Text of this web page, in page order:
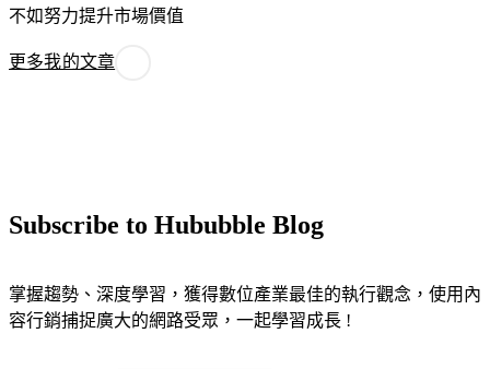
不如努力提升市場價值
更多我的文章
Subscribe to Hububble Blog
掌握趨勢、深度學習，獲得數位產業最佳的執行觀念，使用內
容行銷捕捉廣大的網路受眾，一起學習成長 !